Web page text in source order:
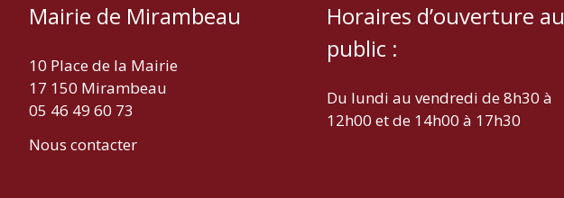
Mairie de Mirambeau
10 Place de la Mairie
17 150 Mirambeau
05 46 49 60 73
Nous contacter
Horaires d’ouverture au
public :
Du lundi au vendredi de 8h30 à
12h00 et de 14h00 à 17h30